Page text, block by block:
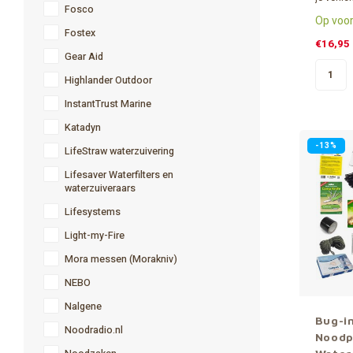
Fosco
Fostex
Gear Aid
Highlander Outdoor
InstantTrust Marine
Katadyn
LifeStraw waterzuivering
Lifesaver Waterfilters en
waterzuiveraars
Lifesystems
Light-my-Fire
Mora messen (Morakniv)
NEBO
Nalgene
Noodradio.nl
tijdens
36 uur
Op
€16,95
-13%
Bug-